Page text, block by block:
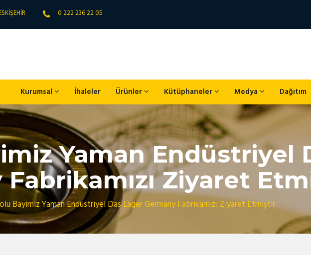
0 222 236 22 05
Kurumsal İhaleler Ürünler Kütüphaneler Medya Dağıtım
Yaman Endüstriyel
Fabrikamızı Ziyaret
Bayimiz Yaman Endüstriyel Das Lager Germany Fabrikamızı Ziyaret Etmiştir